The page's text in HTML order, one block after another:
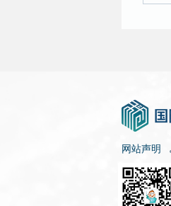
网站声明